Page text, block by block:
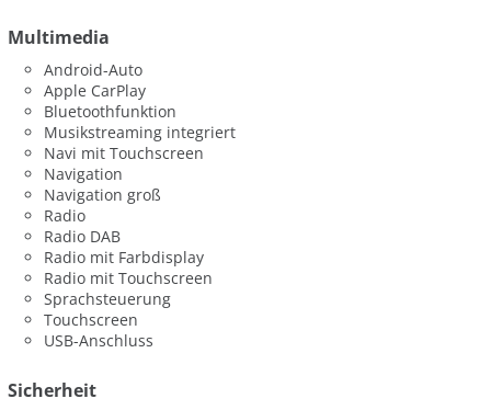
Multimedia
Android-Auto
Apple CarPlay
Bluetoothfunktion
Musikstreaming integriert
Navi mit Touchscreen
Navigation
Navigation groß
Radio
Radio DAB
Radio mit Farbdisplay
Radio mit Touchscreen
Sprachsteuerung
Touchscreen
USB-Anschluss
Sicherheit